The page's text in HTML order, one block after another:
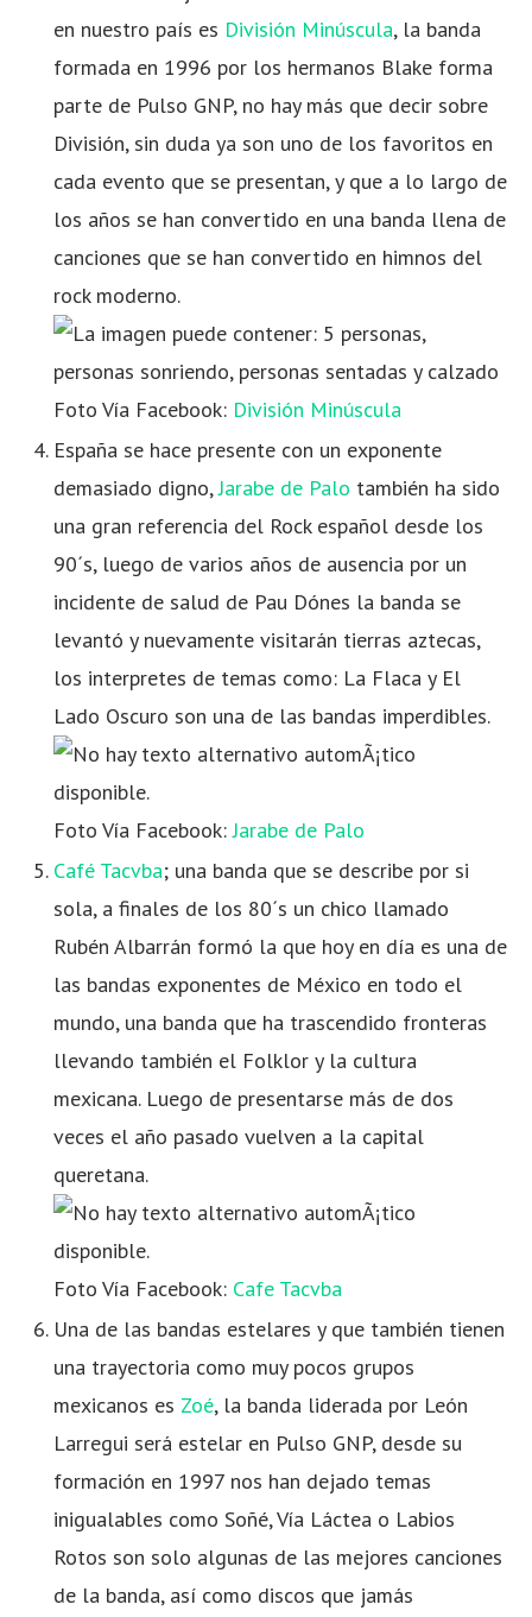
en nuestro país es División Minúscula, la banda
formada en 1996 por los hermanos Blake forma
parte de Pulso GNP, no hay más que decir sobre
División, sin duda ya son uno de los favoritos en
cada evento que se presentan, y que a lo largo de
los años se han convertido en una banda llena de
canciones que se han convertido en himnos del
rock moderno.
Foto Vía Facebook: División Minúscula
España se hace presente con un exponente
demasiado digno,Jarabe de Palo también ha sido
una gran referencia del Rock español desde los
90´s, luego de varios años de ausencia por un
incidente de salud de Pau Dónes la banda se
levantó y nuevamente visitarán tierras aztecas,
los interpretes de temas como: La Flaca y El
Lado Oscuro son una de las bandas imperdibles.
Foto Vía Facebook:Jarabe de Palo
Café Tacvba; una banda que se describe por si
sola, a finales de los 80´s un chico llamado
Rubén Albarrán formó la que hoy en día es una de
las bandas exponentes de México en todo el
mundo, una banda que ha trascendido fronteras
llevando también el Folklor y la cultura
mexicana. Luego de presentarse más de dos
veces el año pasado vuelven a la capital
queretana.
Foto Vía Facebook: Cafe Tacvba
Una de las bandas estelares y que también tienen
una trayectoria como muy pocos grupos
mexicanos es Zoé, la banda liderada por León
Larregui será estelar en Pulso GNP, desde su
formación en 1997 nos han dejado temas
inigualables como Soñé, Vía Láctea o Labios
Rotos son solo algunas de las mejores canciones
de la banda, así como discos que jamás